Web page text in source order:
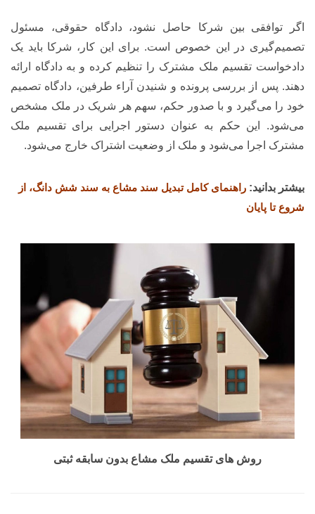
اگر توافقی بین شرکا حاصل نشود، دادگاه حقوقی، مسئول
تصمیم‌گیری در این خصوص است. برای این کار، شرکا باید یک
دادخواست تقسیم ملک مشترک را تنظیم کرده و به دادگاه ارائه
دهند. پس از بررسی پرونده و شنیدن آراء طرفین، دادگاه تصمیم
خود را می‌گیرد و با صدور حکم، سهم هر شریک در ملک مشخص
می‌شود. این حکم به عنوان دستور اجرایی برای تقسیم ملک
مشترک اجرا می‌شود و ملک از وضعیت اشتراک خارج می‌شود.
بیشتر بدانید: راهنمای کامل تبدیل سند مشاع به سند شش دانگ، از
شروع تا پایان
روش های تقسیم ملک مشاع بدون سابقه ثبتی